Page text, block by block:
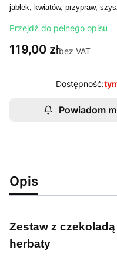
jabłek, kwiatów, przypraw,
Przejdź do pełnego opisu
Cena
119,00 złbez VAT
Dostępność:
Powiadom
Opis
Zestaw z czekoladą
herbaty